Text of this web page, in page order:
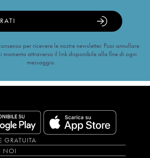
per ricevere le nostre newsletter. Puoi annullare
momento attraverso il link disponibile alla fine di ogni
messaggio.
GRATUITA
NOI